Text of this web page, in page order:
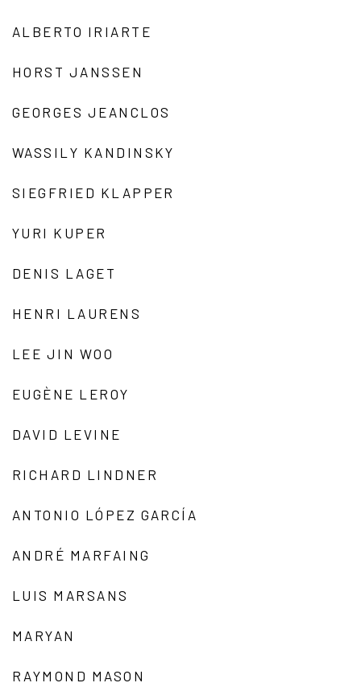
ALBERTO IRIARTE
HORST JANSSEN
GEORGES JEANCLOS
WASSILY KANDINSKY
SIEGFRIED KLAPPER
YURI KUPER
DENIS LAGET
HENRI LAURENS
LEE JIN WOO
EUGÈNE LEROY
DAVID LEVINE
RICHARD LINDNER
ANTONIO LÓPEZ GARCÍA
ANDRÉ MARFAING
LUIS MARSANS
MARYAN
RAYMOND MASON